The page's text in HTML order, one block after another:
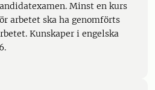
Minst en kurs
arbetet ska ha genomförts
Kunskaper i engelska